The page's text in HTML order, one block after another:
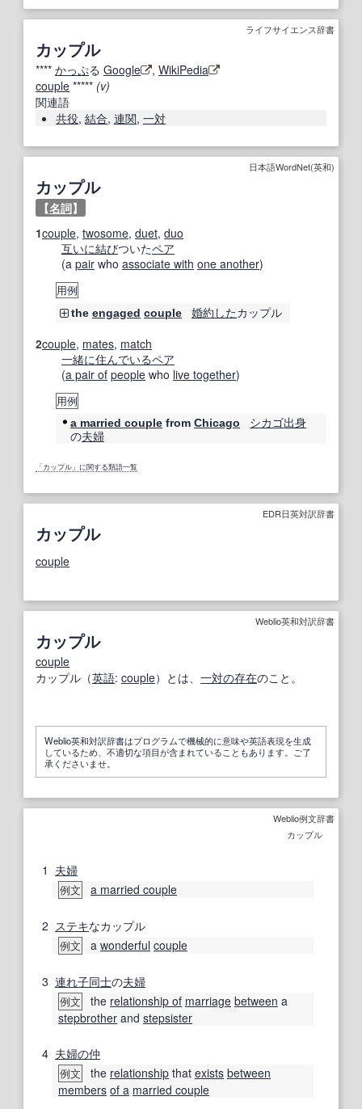
ライフサイエンス辞書
カップル
**** かっぷる Google , WikiPedia
couple ***** (v)
関連語
共役, 結合, 連関, 一対
日本語WordNet(英和)
カップル
【名詞】
1couple, twosome, duet, duo
互いに結びついたペア
(a pair who associate with one another)
用例
the engaged couple 婚約したカップル
2couple, mates, match
一緒に住んでいるペア
(a pair of people who live together)
用例
a married couple from Chicago シカゴ出身
の夫婦
「カップル」に関する類語一覧
EDR日英対訳辞書
カップル
couple
Weblio英和対訳辞書
カップル
couple
カップル（英語: couple）とは、 一対の存在のこと。
Weblio英和対訳辞書はプログラムで機械的に意味や英語表現を生成
しているため、不適切な項目が含まれていることもあります。ご了
承くださいませ。
Weblio例文辞書
カップル
1 夫婦
例文 a married couple
2 ステキなカップル
例文 a wonderful couple
3 連れ子同士の夫婦
例文 the relationship of marriage between a
stepbrother and stepsister
4 夫婦の仲
例文 the relationship that exists between
members of a married couple